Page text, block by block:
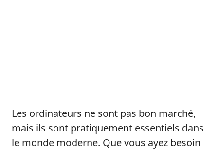
Les ordinateurs ne sont pas bon marché,
mais ils sont pratiquement essentiels dans
le monde moderne. Que vous ayez besoin